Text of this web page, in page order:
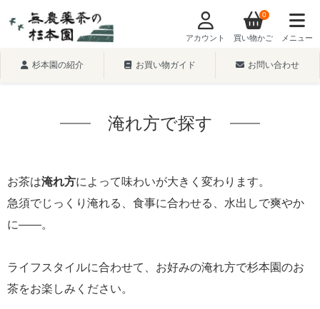
アカウント 買い物かご
0
メニュー
杉本園の紹介 お買い物ガイド お問い合わせ
淹れ方で探す
お茶は淹れ方によって味わいが大きく変わります。
急須でじっくり淹れる、食事に合わせる、水出しで爽やか
に――。
ライフスタイルに合わせて、お好みの淹れ方で杉本園のお
茶をお楽しみください。